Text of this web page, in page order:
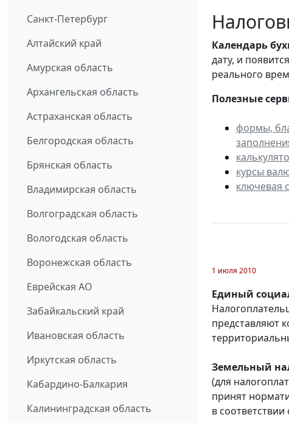
Санкт-Петербург
Алтайский край
Амурская область
Архангельская область
Астраханская область
Белгородская область
Брянская область
Владимирская область
Волгоградская область
Вологодская область
Воронежская область
Еврейская АО
Забайкальский край
Ивановская область
Иркутская область
Кабардино-Балкария
Калининградская область
Календарь
дату, и
реального
Полезные
формы,
курсы
ключевая
1 июля 2010
Единый
представляют
Земельный
(для
принят
в